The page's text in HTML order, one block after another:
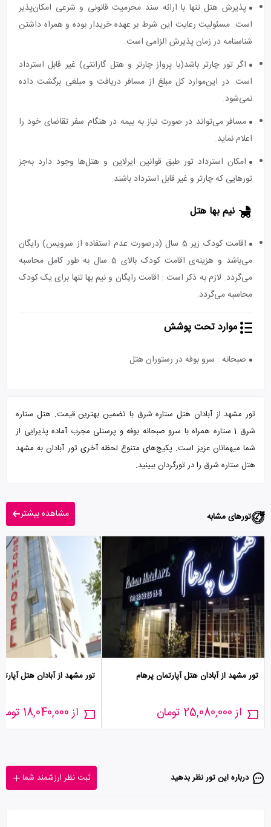
پذیرش هتل تنها با ارائه سند محرمیت قانونی و شرعی امکان‌پذیر
است. مسئولیت رعایت این شرط بر عهده خریدار بوده و همراه داشتن
شناسنامه در زمان پذیرش الزامی است.
اگر تور چارتر باشد(با پرواز چارتر و هتل گارانتی) غیر قابل استرداد
است. در این‌موارد کل مبلغ از مسافر دریافت و مبلغی برگشت داده
نمی‌شود.
مسافر می‌تواند در صورت نیاز به بیمه در هنگام سفر تقاضای خود را
اعلام نماید.
امکان استرداد تور طبق قوانین ایرلاین و هتل‌ها وجود دارد به‌جز
تورهایی که چارتر و غیر قابل استرداد باشند.
نیم بها هتل
اقامت کودک زیر 5 سال (درصورت عدم استفاده از سرویس) رایگان
می‌باشد و هزینه‌ی اقامت کودک بالای 5 سال به طور کامل محاسبه
می‌گردد. لازم به ذکر است : اقامت رایگان و نیم بها تنها برای یک کودک
محاسبه می‌گردد.
موارد تحت پوشش
صبحانه : سرو بوفه در رستوران هتل
تور مشهد از آبادان هتل ستاره شرق با تضمین بهترین قیمت. هتل ستاره
شرق 1 ستاره همراه با سرو صبحانه بوفه و پرسنلی مجرب آماده پذیرایی از
شما میهمانان عزیز است. پکیج‌های متنوع لحظه آخری تور آبادان به مشهد
هتل ستاره شرق را در تورگردان ببینید.
تورهای مشابه مشاهده بیشتر
تور مشهد از آبادان هتل آپارتمان پرهام
از 25,080,000 تومان
تور مشهد از آبادان هتل
از 18,040,000 تومان
درباره این تور‌ نظر بدهید ثبت نظر ارزشمند شما